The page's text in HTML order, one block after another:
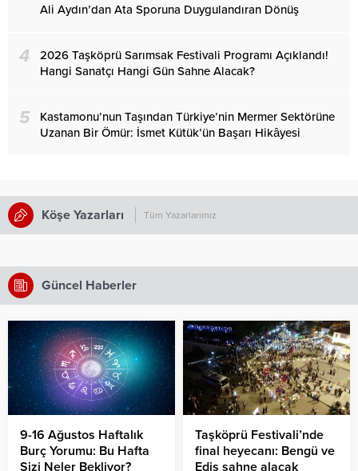
Ali Aydın’dan Ata Sporuna Duygulandıran Dönüş
4
2026 Taşköprü Sarımsak Festivali Programı Açıklandı!
Hangi Sanatçı Hangi Gün Sahne Alacak?
5
Kastamonu’nun Taşından Türkiye’nin Mermer Sektörüne
Uzanan Bir Ömür: İsmet Kütük’ün Başarı Hikâyesi
Köşe Yazarları Tüm Yazarlarımız
Güncel Haberler
9-16 Ağustos Haftalık
Burç Yorumu: Bu Hafta
Sizi Neler Bekliyor?
Taşköprü Festivali’nde
final heyecanı: Bengü ve
Edis sahne alacak